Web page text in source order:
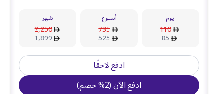
يوم
110
85
أسبوع
735
525
شهر
2,250
1,899
ادفع لاحقًا
ادفع الآن(
2
%خصم)